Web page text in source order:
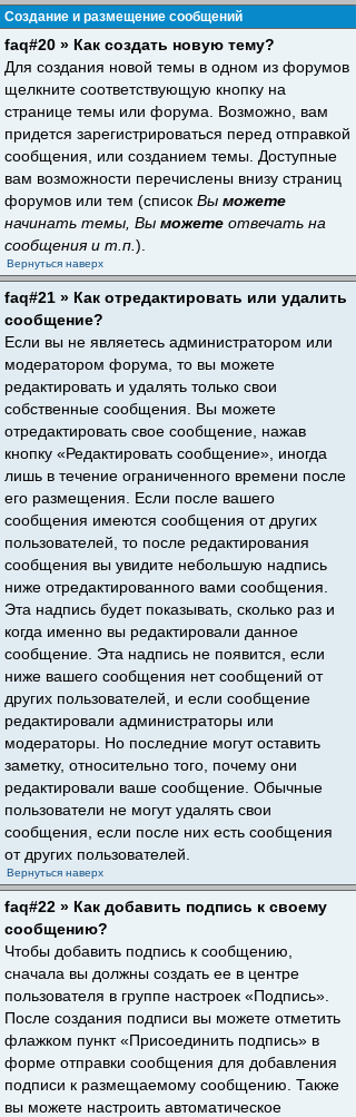
Создание и размещение сообщений
faq#20 » Как создать новую тему?
Для создания новой темы в одном из форумов
щелкните соответствующую кнопку на
странице темы или форума. Возможно, вам
придется зарегистрироваться перед отправкой
сообщения, или созданием темы. Доступные
вам возможности перечислены внизу страниц
форумов или тем (список Вы можете
начинать темы, Вы можете отвечать на
сообщения и т.п. ).
Вернуться наверх
faq#21 » Как отредактировать или удалить
сообщение?
Если вы не являетесь администратором или
модератором форума, то вы можете
редактировать и удалять только свои
собственные сообщения. Вы можете
отредактировать свое сообщение, нажав
кнопку «Редактировать сообщение», иногда
лишь в течение ограниченного времени после
его размещения. Если после вашего
сообщения имеются сообщения от других
пользователей, то после редактирования
сообщения вы увидите небольшую надпись
ниже отредактированного вами сообщения.
Эта надпись будет показывать, сколько раз и
когда именно вы редактировали данное
сообщение. Эта надпись не появится, если
ниже вашего сообщения нет сообщений от
других пользователей, и если сообщение
редактировали администраторы или
модераторы. Но последние могут оставить
заметку, относительно того, почему они
редактировали ваше сообщение. Обычные
пользователи не могут удалять свои
сообщения, если после них есть сообщения
от других пользователей.
Вернуться наверх
faq#22 » Как добавить подпись к своему
сообщению?
Чтобы добавить подпись к сообщению,
сначала вы должны создать ее в центре
пользователя в группе настроек «Подпись».
После создания подписи вы можете отметить
флажком пункт «Присоединить подпись» в
форме отправки сообщения для добавления
подписи к размещаемому сообщению. Также
вы можете настроить автоматическое